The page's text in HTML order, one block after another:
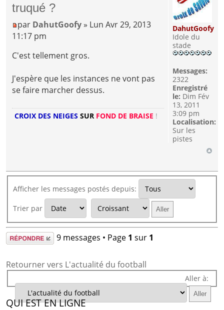
truqué ?
par DahutGoofy » Lun Avr 29, 2013
11:17 pm
C'est tellement gros.
J'espère que les instances ne vont pas
se faire marcher dessus.
CROIX DES NEIGES SUR FOND DE BRAISE !
DahutGoofy
Idole du
stade
Messages:
2322
Enregistré
le: Dim Fév
13, 2011
3:09 pm
Localisation:
Sur les
pistes
Afficher les messages postés depuis:
Trier par
Répondre 9 messages • Page 1 sur 1
Retourner vers L'actualité du football
Aller à:
QUI EST EN LIGNE